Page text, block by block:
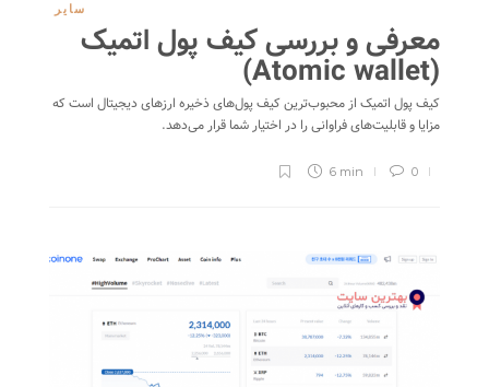
سایر
معرفی و بررسی کیف پول اتمیک
(Atomic wallet)
کیف پول اتمیک از محبوب‌ترین کیف پول‌های ذخیره ارزهای دیجیتال است که
مزایا و قابلیت‌های فراوانی را در اختیار شما قرار می‌دهد.
0
6 min